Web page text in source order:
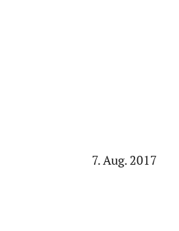
7. Aug. 2017